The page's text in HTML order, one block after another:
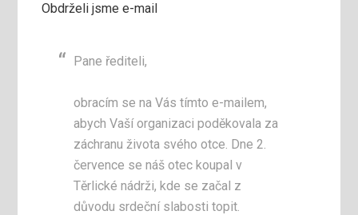
Obdrželi jsme e-mail
Pane řediteli,
obracím se na Vás tímto e-mailem,
abych Vaší organizaci poděkovala za
záchranu života svého otce. Dne 2.
července se náš otec koupal v
Těrlické nádrži, kde se začal z
důvodu srdeční slabosti topit.